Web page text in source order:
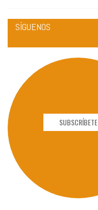
SÍGUENOS
SUBSCRÍBETE